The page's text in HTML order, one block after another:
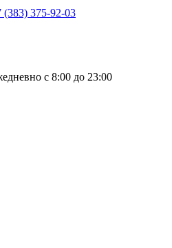
(383) 375-92-03
с 8:00 до 23:00